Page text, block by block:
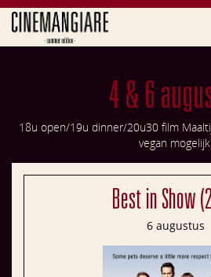
4 & 6
18u open/19u dinner/20u30 film
vegan
Best in Show
6 augustus